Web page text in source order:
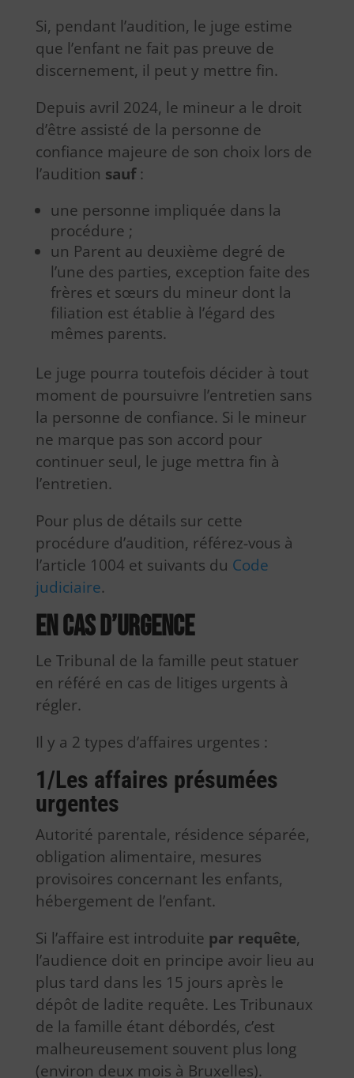
Si, pendant l’audition, le juge estime
que l’enfant ne fait pas preuve de
discernement, il peut y mettre fin.
Depuis avril 2024, le mineur a le droit
d’être assisté de la personne de
confiance majeure de son choix lors de
l’audition sauf:
une personne impliquée dans la
procédure ;
un Parent au deuxième degré de
l’une des parties, exception faite des
frères et sœurs du mineur dont la
filiation est établie à l’égard des
mêmes parents.
Le juge pourra toutefois décider à tout
moment de poursuivre l’entretien sans
la personne de confiance. Si le mineur
ne marque pas son accord pour
continuer seul, le juge mettra fin à
l’entretien.
Pour plus de détails sur cette
procédure d’audition, référez-vous à
l’article 1004 et suivants du Code
judiciaire.
En cas d’urgence
Le Tribunal de la famille peut statuer
en référé en cas de litiges urgents à
régler.
Il y a 2 types d’affaires urgentes :
1/Les affaires présumées
urgentes
Autorité parentale, résidence séparée,
obligation alimentaire, mesures
provisoires concernant les enfants,
hébergement de l’enfant.
Si l’affaire est introduite par requête,
l’audience doit en principe avoir lieu au
plus tard dans les 15 jours après le
dépôt de ladite requête. Les Tribunaux
de la famille étant débordés, c’est
malheureusement souvent plus long
(environ deux mois à Bruxelles).